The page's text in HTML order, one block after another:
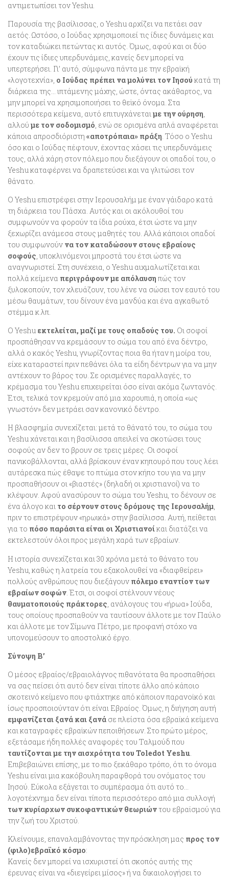
αντιμετωπίσει τον Yeshu.
Παρουσία της βασίλισσας, ο Yeshu αρχίζει να πετάει σαν
αετός. Ωστόσο, ο Ιούδας χρησιμοποιεί τις ίδιες δυνάμεις και
τον καταδιώκει πετώντας κι αυτός. Όμως, αφού και οι δύο
έχουν τις ίδιες υπερδυνάμεις, κανείς δεν μπορεί να
υπερτερήσει. Γι’ αυτό, σύμφωνα πάντα με την εβραϊκή
«λογοτεχνία», ο Ιούδας πρέπει να μολύνει τον Ιησού κατά τη
διάρκεια της… ιπτάμενης μάχης, ώστε, όντας ακάθαρτος, να
μην μπορεί να χρησιμοποιήσει το θεϊκό όνομα. Στα
περισσότερα κείμενα, αυτό επιτυγχάνεταιμε την ούρηση,
αλλού με τον σοδομισμό, ενώ σε ορισμένα απλά αναφέρεται
κάποια απροσδιόριστη «αποτρόπαια» πράξη. Τόσο ο Yeshu
όσο και ο Ιούδας πέφτουν, έχοντας χάσει τις υπερδυνάμεις
τους, αλλά χάρη στον πόλεμο που διεξάγουν οι οπαδοί του, ο
Yeshu καταφέρνει να δραπετεύσει και να γλιτώσει τον
θάνατο.
Ο Yeshu επιστρέφει στην Ιερουσαλήμ με έναν γάιδαρο κατά
τη διάρκεια του Πάσχα. Αυτός και οι ακόλουθοί του
συμφωνούν να φορούν τα ίδια ρούχα, έτσι ώστε να μην
ξεχωρίζει ανάμεσα στους μαθητές του. Αλλά κάποιοι οπαδοί
του συμφωνούν να τον καταδώσουν στους εβραίους
σοφούς, υποκλινόμενοι μπροστά του έτσι ώστε να
αναγνωριστεί. Στη συνέχεια, ο Yeshu αιχμαλωτίζεται και
πολλά κείμενα περιγράφουν με απόλαυση πώς τον
ξυλοκοπούν, τον χλευάζουν, του λένε να σώσει τον εαυτό του
μέσω θαυμάτων, του δίνουν ένα μανδύα και ένα αγκαθωτό
στέμμα κ.λπ.
Ο Yeshu εκτελείται, μαζί με τους οπαδούς του. Οι σοφοί
προσπάθησαν να κρεμάσουν το σώμα του από ένα δέντρο,
αλλά ο κακός Yeshu, γνωρίζοντας ποια θα ήταν η μοίρα του,
είχε καταραστεί πριν πεθάνει όλα τα είδη δέντρων για να μην
αντέχουν το βάρος του. Σε ορισμένες παραλλαγές, το
κρέμασμα του Yeshu επιχειρείται όσο είναι ακόμα ζωντανός.
Έτσι, τελικά τον κρεμούν από μια χαρουπιά, η οποία «ως
γνωστόν» δεν μετράει σαν κανονικό δέντρο.
Η βλασφημία συνεχίζεται: μετά το θάνατό του, το σώμα του
Yeshu χάνεται και η βασίλισσα απειλεί να σκοτώσει τους
σοφούς αν δεν το βρουν σε τρεις μέρες. Οι σοφοί
πανικοβάλλονται, αλλά βρίσκουν έναν κηπουρό που τους λέει
αυτάρεσκα πώς έθαψε το πτώμα στον κήπο του για να μην
προσπαθήσουν οι «βιαστές» (δηλαδή οι χριστιανοί) να το
κλέψουν. Αφού ανασύρουν το σώμα του Yeshu, το δένουν σε
ένα άλογο και το σέρνουν στους δρόμους της Ιερουσαλήμ,
πριν το επιστρέψουν «ηρωικά» στην βασίλισσα. Αυτή, πείθεται
για το πόσο παράσιτα είναι οι Χριστιανοίκαι διατάζει να
εκτελεστούν όλοι προς μεγάλη χαρά των εβραίων.
Η ιστορία συνεχίζεται και 30 χρόνια μετά το θάνατο του
Yeshu, καθώς η λατρεία του εξακολουθεί να «διαφθείρει»
πολλούς ανθρώπους που διεξάγουν πόλεμο εναντίον των
εβραίων σοφών . Έτσι, οι σοφοί στέλνουν νέους
θαυματοποιούς πράκτορες , ανάλογους του «ήρωα» Ιούδα,
τους οποίους προσπαθούν να ταυτίσουν άλλοτε με τον Παύλο
και άλλοτε με τον Σίμωνα Πέτρο, με προφανή στόχο να
υπονομεύσουν το αποστολικό έργο.
Σύνοψη Β’
Ο μέσος εβραίος/εβραιολάγνος πιθανότατα θα προσπαθήσει
να σας πείσει ότι αυτό δεν είναι τίποτε άλλο από κάποιο
σκοτεινό κείμενο που φτιάχτηκε από κάποιον παρανοϊκό και
ίσως προσποιούνταν ότι είναι Εβραίος. Όμως, η διήγηση αυτή
εμφανίζεται ξανά και ξανά σε πλείστα όσα εβραϊκά κείμενα
και καταγραφές εβραϊκών πεποιθήσεων. Στο πρώτο μέρος,
εξετάσαμε ήδη πολλές αναφορές του Ταλμούδ που
ταυτίζονται με την αισχρότητα του Toledot Yeshu
Επιβεβαιώνει επίσης, με το πιο ξεκάθαρο τρόπο, ότι το όνομα
Yeshu είναι μια κακόβουλη παραφθορά του ονόματος του
Ιησού. Εύκολα εξάγεται το συμπέρασμα ότι αυτό το…
λογοτέχνημα δεν είναι τίποτα περισσότερο από μια συλλογή
των κυρίαρχων συκοφαντικών θεωριώντου εβραϊσμού για
την ζωή του Χριστού.
Κλείνουμε, επαναλαμβάνοντας την πρόσκληση μας προς τον
(φιλο)εβραϊκό κόσμο:
Κανείς δεν μπορεί να ισχυριστεί ότι σκοπός αυτής της
έρευνας είναι να «διεγείρει μίσος» ή να δικαιολογήσει το